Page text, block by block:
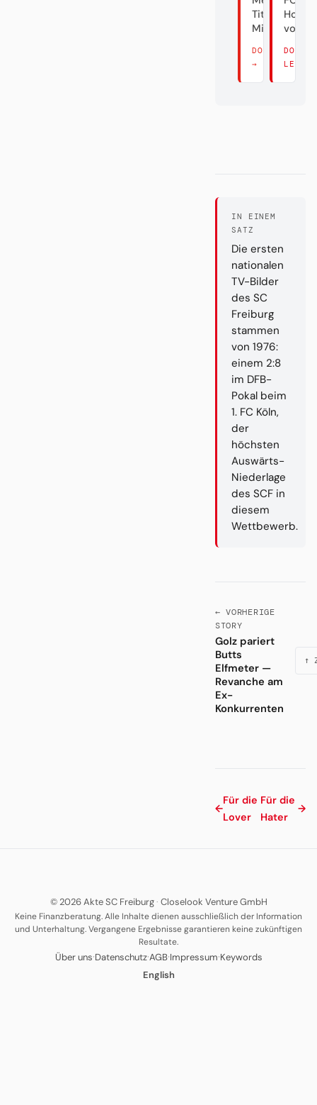
Titel? Äh...
Mist.
DORT LESEN
→
vom
DORT
LESEN
IN EINEM
SATZ
Die ersten
nationalen
TV-Bilder
des SC
Freiburg
stammen
von 1976:
einem 2:8
im DFB-
Pokal beim
1. FC Köln,
der
höchsten
Auswärts-
Niederlage
des SCF in
diesem
Wettbewerb.
← VORHERIGE
STORY
Golz pariert
Butts
Elfmeter —
Revanche am
Ex-
Konkurrenten
↑
←
Für die
Lover
Für die
Hater
→
© 2026 Akte SC Freiburg· Closelook Venture GmbH
Keine Finanzberatung. Alle Inhalte dienen ausschließlich der Information
und Unterhaltung. Vergangene Ergebnisse garantieren keine zukünftigen
Resultate.
Über uns·Datenschutz·AGB·Impressum·Keywords
English